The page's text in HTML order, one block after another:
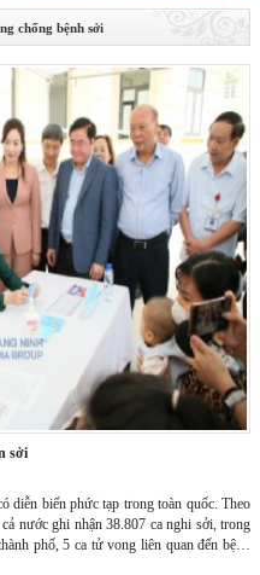
chống bệnh sởi
sởi
diễn biến phức tạp trong toàn quốc. Theo
nước ghi nhận 38.807 ca nghi sởi, trong
phố, 5 ca tử vong liên quan đến bệnh